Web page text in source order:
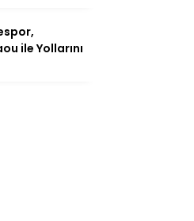
ile Yollarını